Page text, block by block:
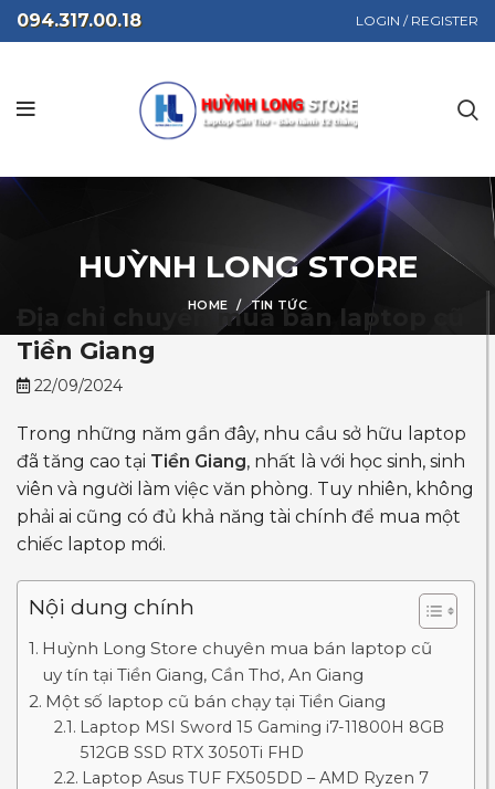
094.317.00.18 LOGIN / REGISTER
HUỲNH LONG STORE
HOME TIN TỨC
Địa chỉ chuyên mua bán laptop cũ
Tiền Giang
22/09/2024
Trong những năm gần đây, nhu cầu sở hữu laptop
đã tăng cao tại Tiền Giang, nhất là với học sinh, sinh
viên và người làm việc văn phòng. Tuy nhiên, không
phải ai cũng có đủ khả năng tài chính để mua một
chiếc laptop mới.
Nội dung chính
Huỳnh Long Store chuyên mua bán laptop cũ
uy tín tại Tiền Giang, Cần Thơ, An Giang
Một số laptop cũ bán chạy tại Tiền Giang
Laptop MSI Sword 15 Gaming i7-11800H 8GB
512GB SSD RTX 3050Ti FHD
Laptop Asus TUF FX505DD – AMD Ryzen 7